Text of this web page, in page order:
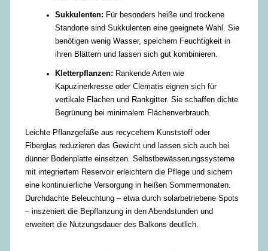
Sukkulenten: Für besonders heiße und trockene
Standorte sind Sukkulenten eine geeignete Wahl. Sie
benötigen wenig Wasser, speichern Feuchtigkeit in
ihren Blättern und lassen sich gut kombinieren.
Kletterpflanzen: Rankende Arten wie
Kapuzinerkresse oder Clematis eignen sich für
vertikale Flächen und Rankgitter. Sie schaffen dichte
Begrünung bei minimalem Flächenverbrauch.
Leichte Pflanzgefäße aus recyceltem Kunststoff oder
Fiberglas reduzieren das Gewicht und lassen sich auch bei
dünner Bodenplatte einsetzen. Selbstbewässerungssysteme
mit integriertem Reservoir erleichtern die Pflege und sichern
eine kontinuierliche Versorgung in heißen Sommermonaten.
Durchdachte Beleuchtung – etwa durch solarbetriebene Spots
– inszeniert die Bepflanzung in den Abendstunden und
erweitert die Nutzungsdauer des Balkons deutlich.